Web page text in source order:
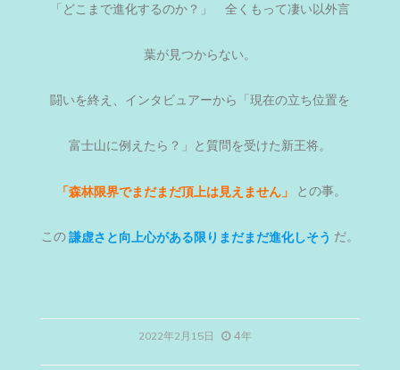
「どこまで進化するのか？」 全くもって凄い以外言
葉が見つからない。
闘いを終え、インタビュアーから「現在の立ち位置を
富士山に例えたら？」と質問を受けた新王将。
「森林限界でまだまだ頂上は見えません」 との事。
この謙虚さと向上心がある限りまだまだ進化しそう だ。
2022年2月15日 4年